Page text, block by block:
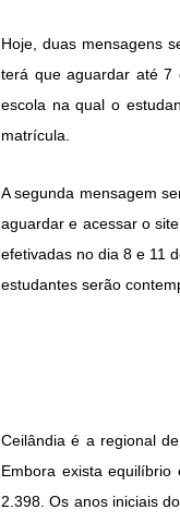
Hoje, duas mensagens
terá que aguardar até 7
escola na qual o
matrícula.
A segunda mensagem
aguardar e acessar o
efetivadas no dia 8 e 11
estudantes serão
Ceilândia é a regional
Embora exista
2.398. Os anos iniciais